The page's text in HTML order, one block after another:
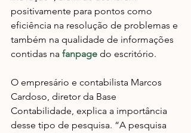
positivamente para pontos como
eficiência na resolução de problemas e
também na qualidade de informações
contidas na fanpage do escritório.
O empresário e contabilista Marcos
Cardoso, diretor da Base
Contabilidade, explica a importância
desse tipo de pesquisa. “A pesquisa